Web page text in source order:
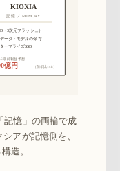
KIOXIA
記憶 ／ MEMORY
（3次元フラッシュ）
ータ・モデルの保存
ープライズSSD
6期 純利益予想
億円 （前年比×48）
記憶」の両輪で成
アが記憶側を、
造。